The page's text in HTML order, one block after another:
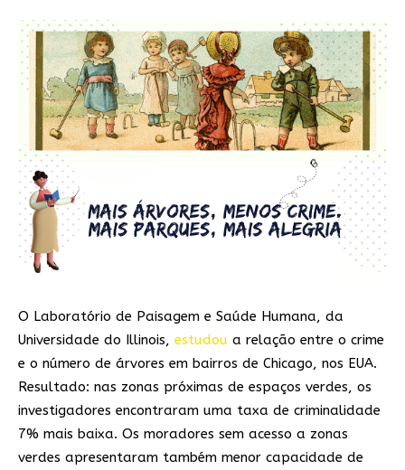
O Laboratório de Paisagem e Saúde Humana, da
Universidade do Illinois, estudou a relação entre o crime
e o número de árvores em bairros de Chicago, nos EUA.
Resultado: nas zonas próximas de espaços verdes, os
investigadores encontraram uma taxa de criminalidade
7% mais baixa. Os moradores sem acesso a zonas
verdes apresentaram também menor capacidade de